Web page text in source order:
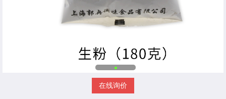
在线询价